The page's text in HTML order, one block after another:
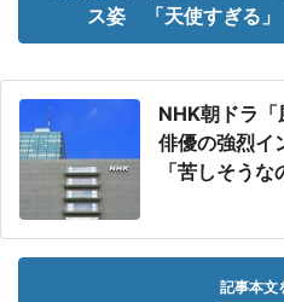
ス姿 「天使すぎる」
NHK朝ドラ
俳優の強烈イ
「苦しそう
記事本文